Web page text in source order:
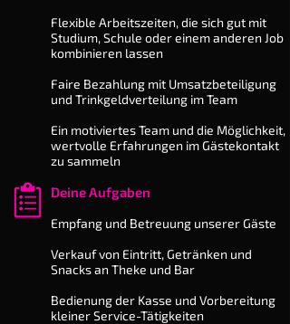
Flexible Arbeitszeiten, die sich gut mit
Studium, Schule oder einem anderen Job
kombinieren lassen
Faire Bezahlung mit Umsatz­beteiligung
und Trink­geld­ver­teilung im Team
Ein motiviertes Team und die Möglichkeit,
wertvolle Er­fah­rungen im Gästekontakt
zu sammeln
Deine Aufgaben
​Empfang und Betreuung unserer Gäste
Verkauf von Eintritt, Getränken und
Snacks an Theke und Bar
Bedienung der Kasse und Vor­bereitung
kleiner Service-Tätigkeiten